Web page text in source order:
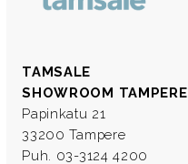
TAMSALE
SHOWROOM TAMPERE
Papinkatu 21
33200 Tampere
Puh. 03-3124 4200